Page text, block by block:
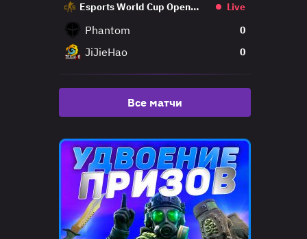
Esports World Cup Open
Live
Phantom 0
JiJieHao 0
Все матчи